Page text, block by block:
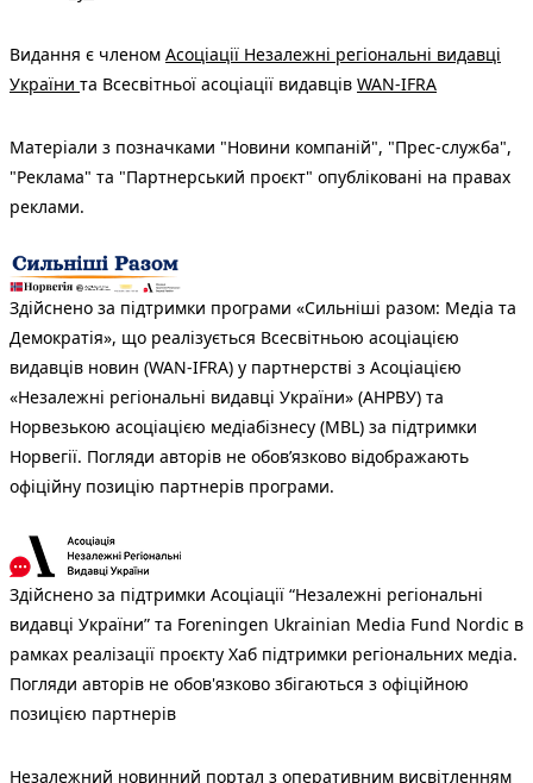
Видання є членом Асоціації Незалежні регіональні видавці
України та Всесвітньої асоціації видавців WAN-IFRA
Матеріали з позначками "Новини компаній", "Прес-служба",
"Реклама" та "Партнерський проєкт" опубліковані на правах
реклами.
Здійснено за підтримки програми «Сильніші разом: Медіа та
Демократія», що реалізується Всесвітньою асоціацією
видавців новин (WAN-IFRA) у партнерстві з Асоціацією
«Незалежні регіональні видавці України» (АНРВУ) та
Норвезькою асоціацією медіабізнесу (MBL) за підтримки
Норвегії. Погляди авторів не обов’язково відображають
офіційну позицію партнерів програми.
Здійснено за підтримки Асоціації “Незалежні регіональні
видавці України” та Foreningen Ukrainian Media Fund Nordic в
рамках реалізації проєкту Хаб підтримки регіональних медіа.
Погляди авторів не обов'язково збігаються з офіційною
позицією партнерів
Незалежний новинний портал з оперативним висвітленням